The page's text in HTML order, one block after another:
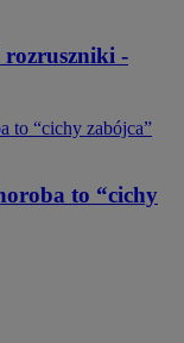
-
to “cichy